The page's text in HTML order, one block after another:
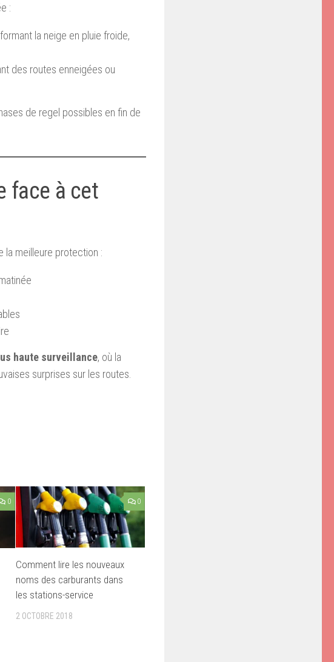
:
la neige en pluie froide,
des routes enneigées ou
de regel possibles en fin de
face à cet
la meilleure protection :
haute surveillance, où la
surprises sur les routes.
0 0
Comment lire les nouveaux
noms des carburants dans
les stations-service
2 OCTOBRE 2018